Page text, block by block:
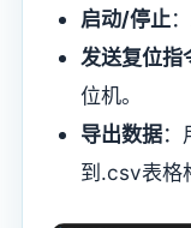
启动/停止
发送复位指
位机。
导出数据：
到.csv表格